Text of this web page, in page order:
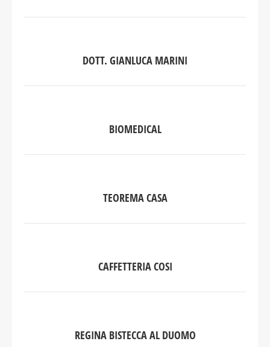
DOTT. GIANLUCA MARINI
BIOMEDICAL
TEOREMA CASA
CAFFETTERIA COSI
REGINA BISTECCA AL DUOMO